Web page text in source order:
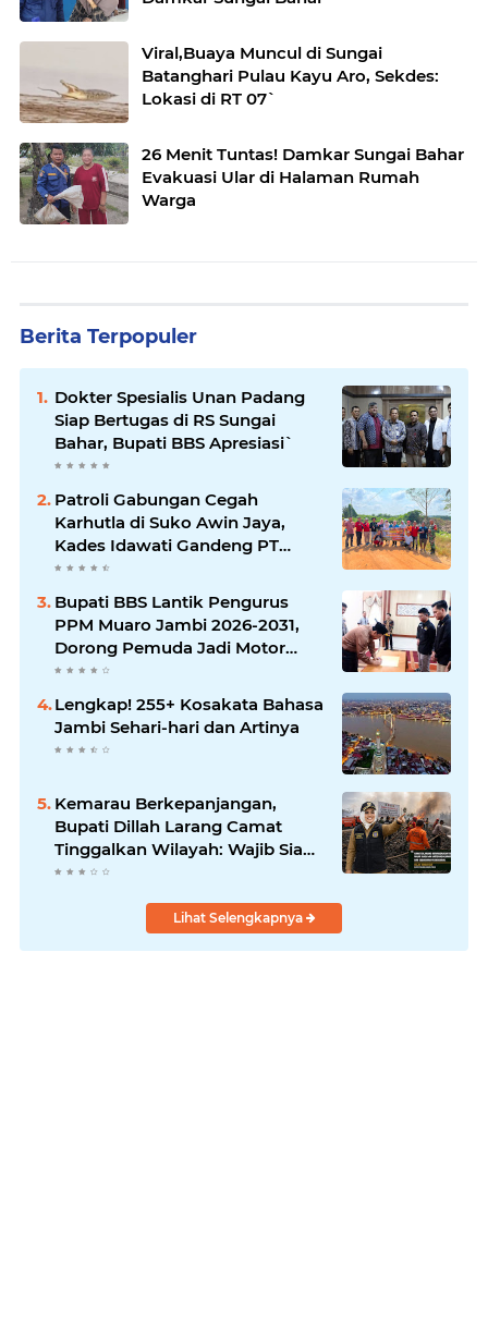
Viral,Buaya Muncul di Sungai
Batanghari Pulau Kayu Aro, Sekdes:
Lokasi di RT 07`
26 Menit Tuntas! Damkar Sungai Bahar
Evakuasi Ular di Halaman Rumah
Warga
Berita Terpopuler
Dokter Spesialis Unan Padang
Siap Bertugas di RS Sungai
Bahar, Bupati BBS Apresiasi`
Patroli Gabungan Cegah
Karhutla di Suko Awin Jaya,
Kades Idawati Gandeng PT
BBB-S, TNI dan BPD
Bupati BBS Lantik Pengurus
PPM Muaro Jambi 2026-2031,
Dorong Pemuda Jadi Motor
Perubahan
Lengkap! 255+ Kosakata Bahasa
Jambi Sehari-hari dan Artinya
Kemarau Berkepanjangan,
Bupati Dillah Larang Camat
Tinggalkan Wilayah: Wajib Siaga
Hadapi Karhutla dan Kebakaran
Lihat Selengkapnya